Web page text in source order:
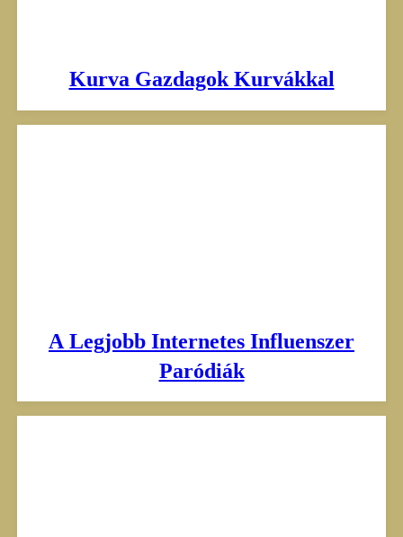
Kurva Gazdagok Kurvákkal
A Legjobb Internetes Influenszer
Paródiák